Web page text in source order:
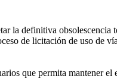
la definitiva obsolescencia
de licitación de uso de
que permita mantener